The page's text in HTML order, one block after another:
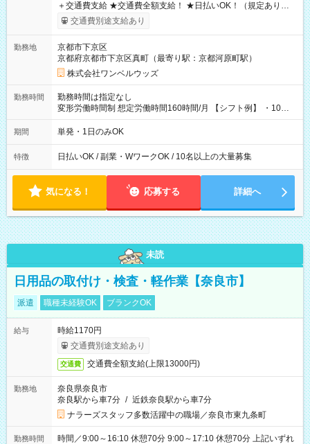
＋交通費支給 ★交通費全額支給！ ★日払いOK！（規定あり） ┗
働いたその日に現金GET♪ お仕事後はコンビニATMから 日払
交通費別途支給あり
勤務地
京都市下京区
京都府京都市下京区真町（最寄り駅：京都河原町駅）
株式会社ワンベルウッズ
勤務時間
勤務時間は指定なし
変形労働時間制 想定労働時間160時間/月 【シフト例】 ・10：
00～20：00
期間 単発・1日のみOK
特徴 日払いOK / 副業・WワークOK / 10名以上の大量募集
気になる！ 応募する 詳細へ
未読
日用品の取付け・検査・軽作業【奈良市】
派遣 職種未経験OK ブランクOK
給与
時給1170円
交通費別途支給あり
交通費 交通費全額支給(上限13000円)
勤務地
奈良県奈良市
奈良駅から車7分 / 近鉄奈良駅から車7分
ナラーズスタッフ多数活躍中の職場／奈良市東九条町
勤務時間 時間／9:00～16:10 休憩70分 9:00～17:10 休憩70分 上記いずれ